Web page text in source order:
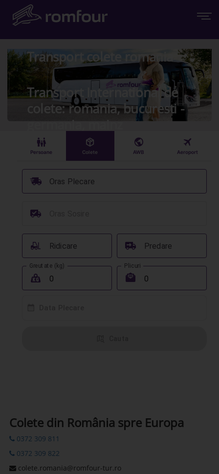
Transport colete romania
Transport International de
colete: romania, bucuresti -
germania, mainz
󱠣
Persoane
󰏗
Colete
󰇧
AWB
󰀝
Aeroport
Oras Plecare
󰞈
󰳔
Ridicare
󰟉 Predare
󰔾
Greutate (kg)
󰖢
Plicuri
󰾱
Colete din România spre Europa
0372 309 811
0372 309 822
colete.romania@romfour-tur.ro